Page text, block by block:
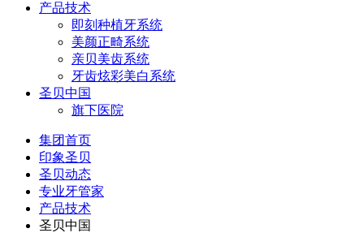
产品技术
即刻种植牙系统
美颜正畸系统
亲贝美齿系统
牙齿炫彩美白系统
圣贝中国
旗下医院
集团首页
印象圣贝
圣贝动态
专业牙管家
产品技术
圣贝中国